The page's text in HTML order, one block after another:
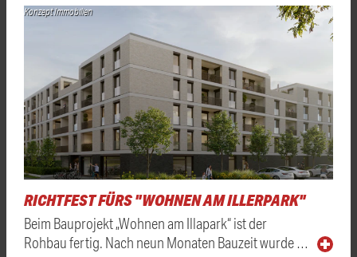
Konzept Immobilien
RICHTFEST FÜRS "WOHNEN AM ILLERPARK"
Beim Bauprojekt „Wohnen am Illapark“ ist der
Rohbau fertig. Nach neun Monaten Bauzeit wurde …